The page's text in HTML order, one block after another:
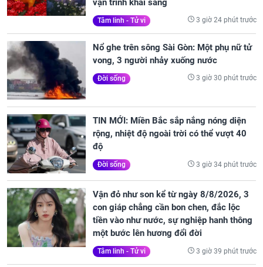
vận trình khai sáng
Tâm linh - Tử vi 3 giờ 24 phút trước
Nổ ghe trên sông Sài Gòn: Một phụ nữ tử
vong, 3 người nhảy xuống nước
Đời sống 3 giờ 30 phút trước
TIN MỚI: Miền Bắc sắp nắng nóng diện
rộng, nhiệt độ ngoài trời có thể vượt 40
độ
Đời sống 3 giờ 34 phút trước
Vận đỏ như son kể từ ngày 8/8/2026, 3
con giáp chẳng cần bon chen, đắc lộc
tiền vào như nước, sự nghiệp hanh thông
một bước lên hương đổi đời
Tâm linh - Tử vi 3 giờ 39 phút trước